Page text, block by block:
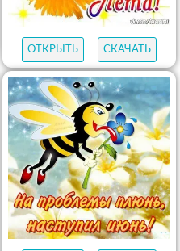
ОТКРЫТЬ
СКАЧАТЬ